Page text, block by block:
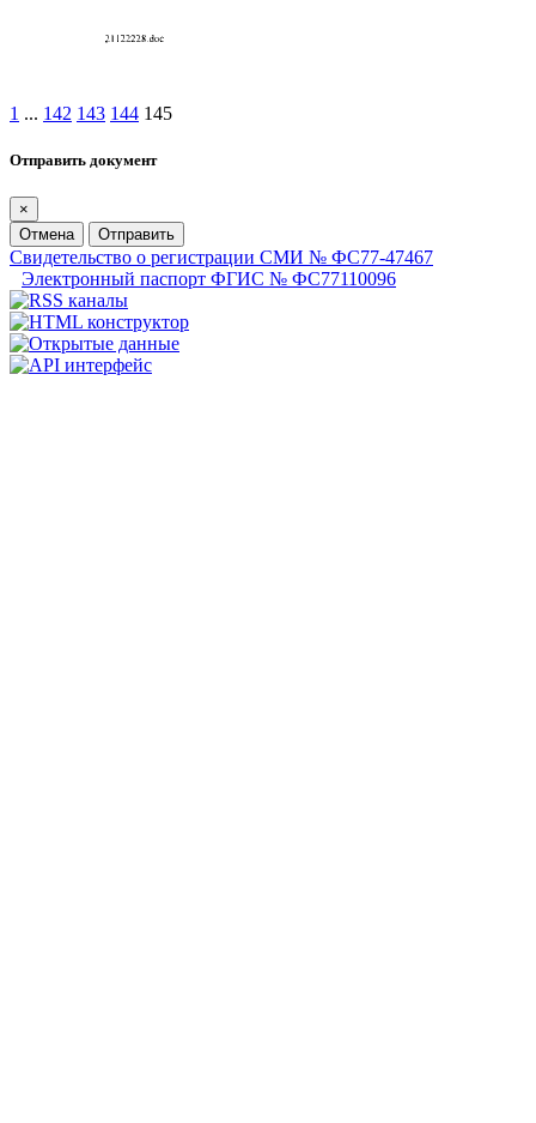
1 ... 142 143 144 145
Отправить документ
×
Отмена
Отправить
Свидетельство о регистрации СМИ № ФС77-47467
Электронный паспорт ФГИС № ФС77110096